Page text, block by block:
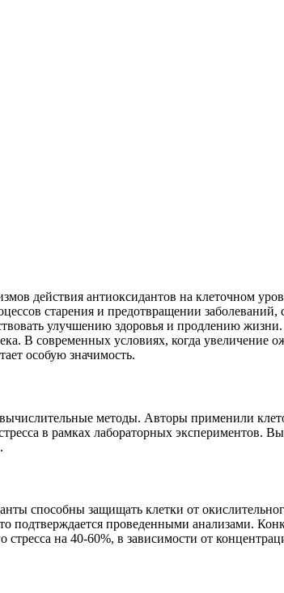
действия антиоксидантов на клеточном
старения и предотвращении
улучшению здоровья и продлению
В современных условиях, когда
особую значимость.
методы. Авторы применили
в рамках лабораторных экспериментов.
способны защищать клетки от
подтверждается проведенными анализами.
на 40-60%, в зависимости от